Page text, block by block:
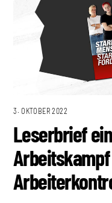
3. OKTOBER 2022
Leserbrief